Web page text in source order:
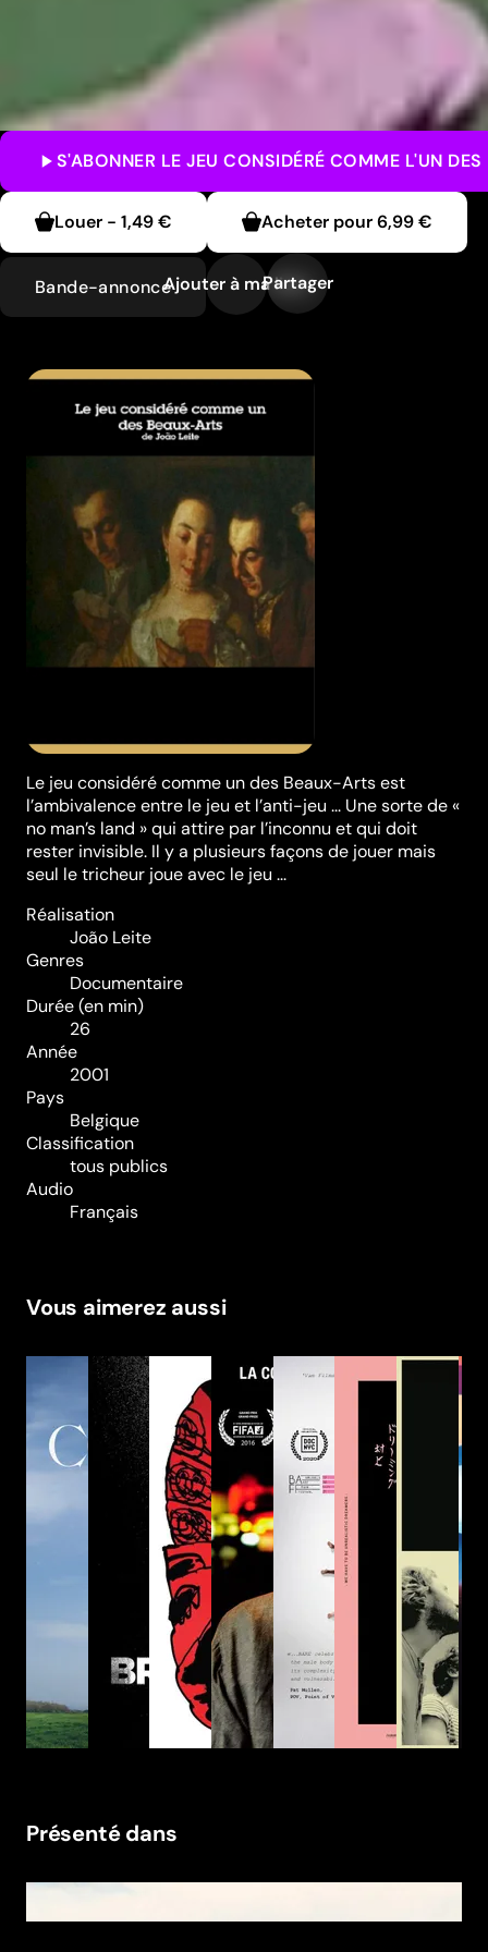
S'ABONNER LE JEU CONSIDÉRÉ COMME L'UN
Louer - 1,49 € Acheter pour6,99 €
Bande-annonceAjouter à ma liste
Partager
Le jeu considéré comme un des Beaux-Arts est
l’ambivalence entre le jeu et l’anti-jeu ... Une sorte de «
no man’s land » qui attire par l’inconnu et qui doit
rester invisible. Il y a plusieurs façons de jouer mais
seul le tricheur joue avec le jeu ...
Réalisation
João Leite
Genres
Documentaire
Durée (en min)
26
Année
2001
Pays
Belgique
Classification
tous publics
Audio
Français
Vous aimerez aussi
Présenté dans